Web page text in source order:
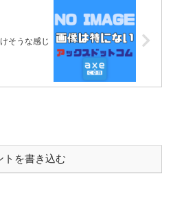
そうな感じ
トを書き込む